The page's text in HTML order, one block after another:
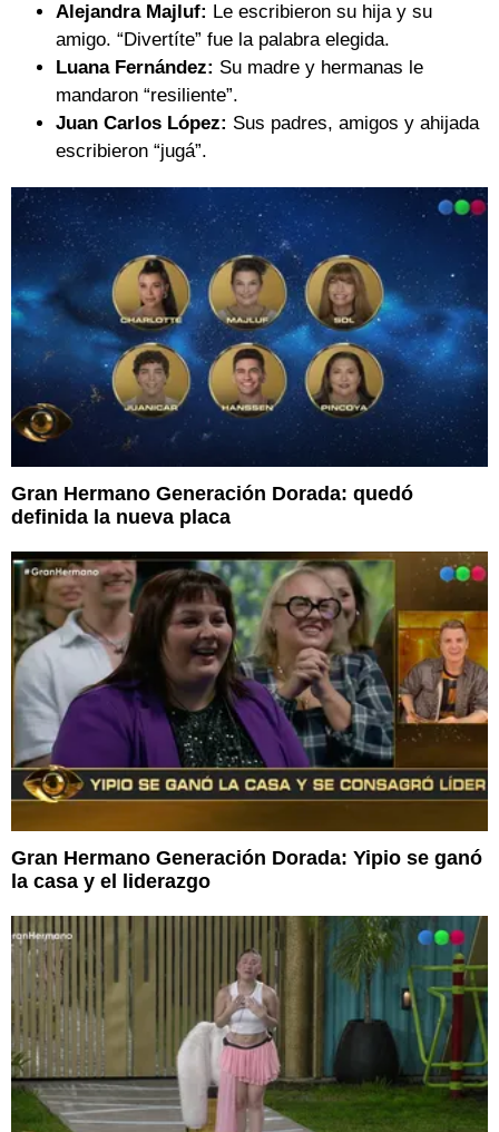
Alejandra Majluf: Le escribieron su hija y su
amigo. “Divertíte” fue la palabra elegida.
Luana Fernández: Su madre y hermanas le
mandaron “resiliente”.
Juan Carlos López: Sus padres, amigos y ahijada
escribieron “jugá”.
Gran Hermano Generación Dorada: quedó
definida la nueva placa
Gran Hermano Generación Dorada: Yipio se ganó
la casa y el liderazgo